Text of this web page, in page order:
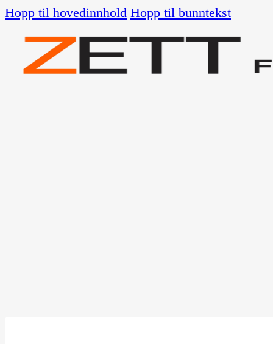
Hopp til hovedinnhold Hopp til bunntekst